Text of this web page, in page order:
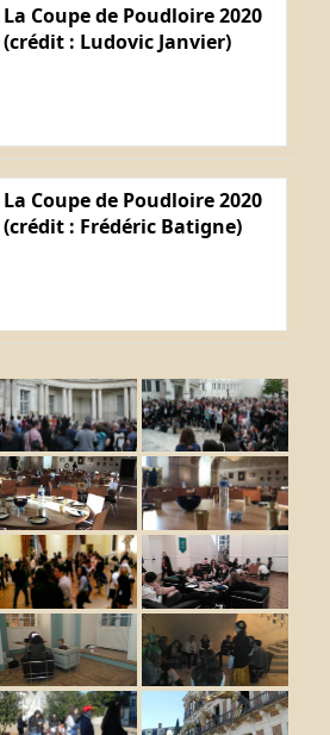
La Coupe de Poudloire 2020
(crédit : Ludovic Janvier)
La Coupe de Poudloire 2020
(crédit : Frédéric Batigne)